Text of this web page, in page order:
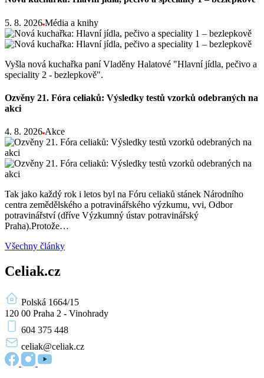
5. 8. 2026 Média a knihy
Vyšla nová kuchařka paní Vladěny Halatové "Hlavní jídla, pečivo a
speciality 2 - bezlepkově".
Ozvěny 21. Fóra celiaků: Výsledky testů vzorků odebraných na
akci
4. 8. 2026 Akce
Tak jako každý rok i letos byl na Fóru celiaků stánek Národního
centra zemědělského a potravinářského výzkumu, vvi, Odbor
potravinářství (dříve Výzkumný ústav potravinářský
Praha).Protože…
Všechny články
Celiak.cz
Polská 1664/15
120 00 Praha 2 - Vinohrady
604 375 448
celiak@celiak.cz